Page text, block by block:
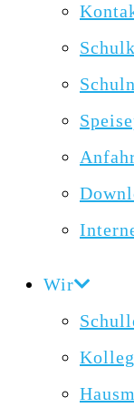
Wir